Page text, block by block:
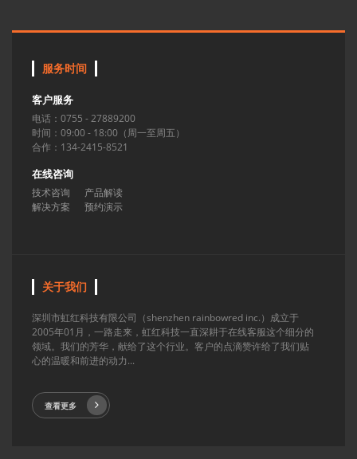
服务时间
客户服务
电话：0755 - 27889200
时间：09:00 - 18:00（周一至周五）
合作：134-2415-8521
在线咨询
技术咨询
产品解读
解决方案
预约演示
关于我们
深圳市虹红科技有限公司（shenzhen rainbowred inc.）成立于
2005年01月，一路走来，虹红科技一直深耕于在线客服这个细分的
领域。我们的芳华，献给了这个行业。客户的点滴赞许给了我们贴
心的温暖和前进的动力...
查看更多